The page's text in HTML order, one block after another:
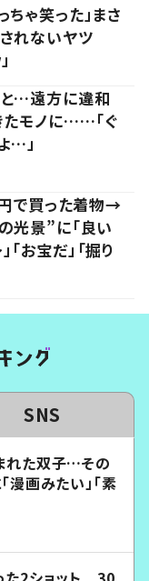
ゃ笑った」まさ
れないヤツ
…遠方に違和
たモノに……「ぐ
…」
で買った着物→
光景”に「良い
お宝だ」「掘り
SNS
れた双子…その
漫画みたい」「素